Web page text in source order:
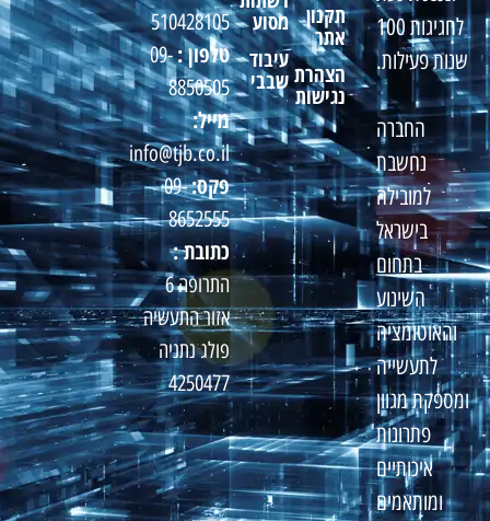
לחגיגות 100
שנות פעילות.
החברה
נחשבת
למובילה
בישראל
בתחום
השינוע
והאוטומציה
לתעשייה
ומספקת מגוון
פתרונות
איכותיים
ומותאמים
תקנון
אתר
הצהרת
נגישות
מסוע
עיבוד
שבבי
510428105
טלפון :09-
8850505
מייל:
info@tjb.co.il
פקס:09-
8652555
כתובת :
התרופה 6
אזור התעשיה
פולג נתניה
4250477